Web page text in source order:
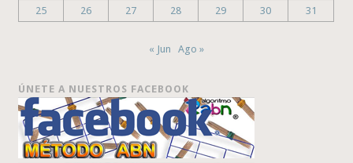
25
26 27 28 29 30 31
« Jun Ago »
ÚNETE A NUESTROS FACEBOOK